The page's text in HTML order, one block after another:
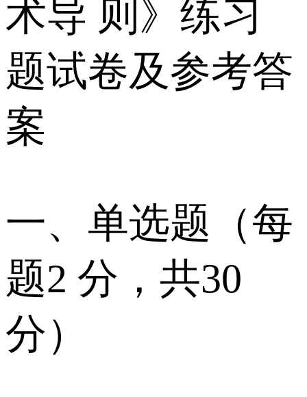
术导 则》练习
题试卷及参考答
案
一、单选题（每
题2 分，共30
分）